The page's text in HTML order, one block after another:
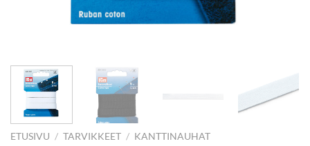
ETUSIVU / TARVIKKEET / KANTTINAUHAT